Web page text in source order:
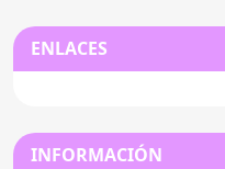
ENLACES
INFORMACIÓN